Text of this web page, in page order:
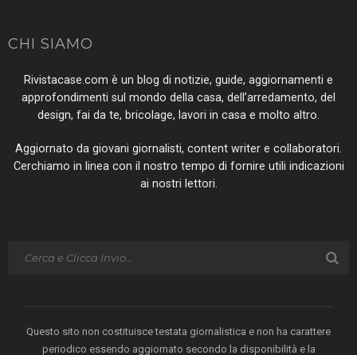
CHI SIAMO
Rivistacase.com è un blog di notizie, guide, aggiornamenti e
approfondimenti sul mondo della casa, dell’arredamento, del
design, fai da te, bricolage, lavori in casa e molto altro.
Aggiornato da giovani giornalisti, content writer e collaboratori.
Cerchiamo in linea con il nostro tempo di fornire utili indicazioni
ai nostri lettori.
Questo sito non costituisce testata giornalistica e non ha carattere
periodico essendo aggiornato secondo la disponibilità e la